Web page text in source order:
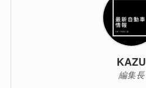
KAZU
編集長